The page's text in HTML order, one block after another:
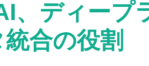
、ディープ
合の役割